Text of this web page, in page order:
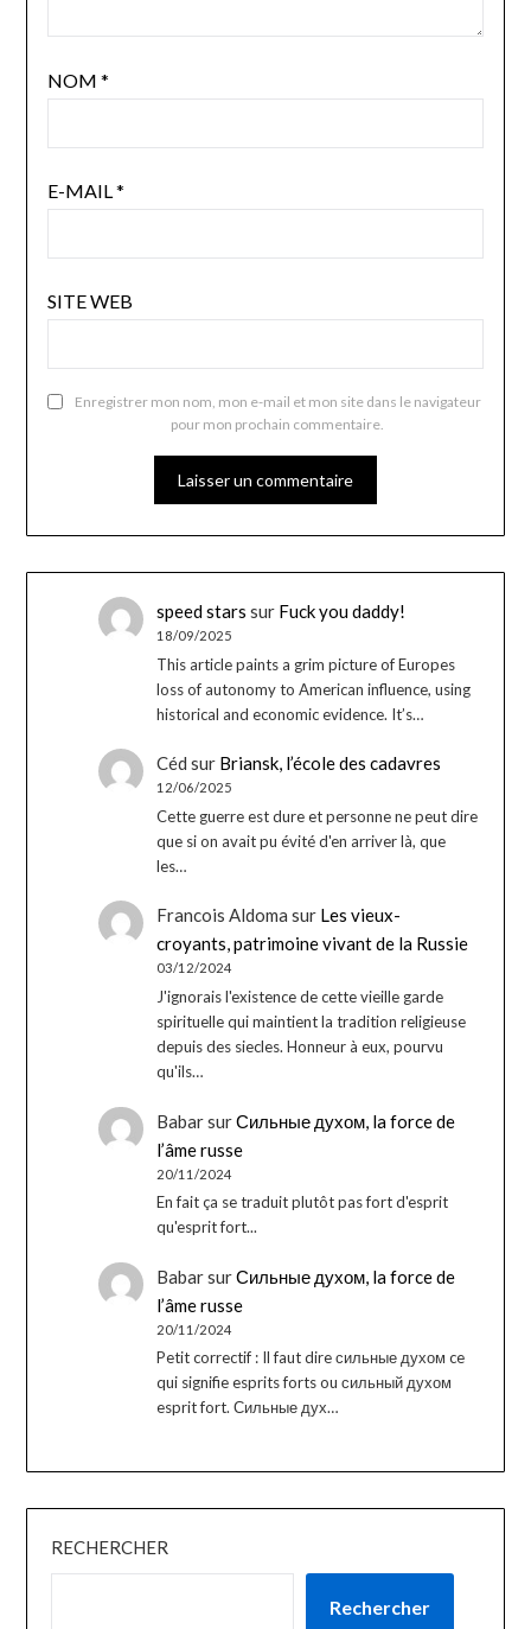
NOM *
E-MAIL*
SITE WEB
Enregistrer mon nom, mon e-mail et mon site dans le navigateur
pour mon prochain commentaire.
speed stars sur Fuck you daddy!
18/09/2025
This article paints a grim picture of Europes
loss of autonomy to American influence, using
historical and economic evidence. It’s…
Céd sur Briansk, l’école des cadavres
12/06/2025
Cette guerre est dure et personne ne peut dire
que si on avait pu évité d'en arriver là, que
les…
Francois Aldoma sur Les vieux-
croyants, patrimoine vivant de la Russie
03/12/2024
J'ignorais l'existence de cette vieille garde
spirituelle qui maintient la tradition religieuse
depuis des siecles. Honneur à eux, pourvu
qu'ils…
BabarsurСильные духом, la force de
l’âme russe
20/11/2024
En fait ça se traduit plutôt pas fort d'esprit
qu'esprit fort...
BabarsurСильные духом, la force de
l’âme russe
20/11/2024
Petit correctif : Il faut dire сильные духом ce
qui signifie esprits forts ou сильный духом
esprit fort. Сильные дух…
RECHERCHER
Rechercher